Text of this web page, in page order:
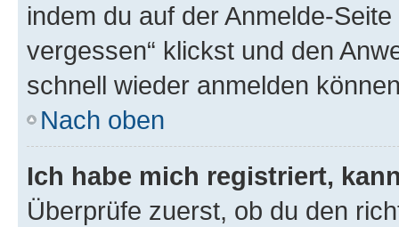
indem du auf der Anmelde-
vergessen“ klickst und den
schnell wieder anmelden
Nach oben
Ich habe mich registriert,
Überprüfe zuerst, ob du den